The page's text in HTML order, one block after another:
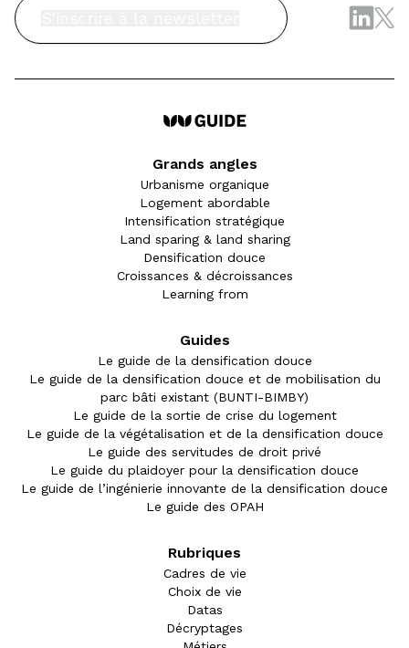
Grands angles
Urbanisme organique
Logement abordable
Intensification stratégique
Land sparing & land sharing
Densification douce
Croissances & décroissances
Learning from
Guides
Le guide de la densification douce
Le guide de la densification douce et de mobilisation du
parc bâti existant (BUNTI-BIMBY)
Le guide de la sortie de crise du logement
Le guide de la végétalisation et de la densification douce
Le guide des servitudes de droit privé
Le guide du plaidoyer pour la densification douce
Le guide de l’ingénierie innovante de la densification douce
Le guide des OPAH
Rubriques
Cadres de vie
Choix de vie
Datas
Décryptages